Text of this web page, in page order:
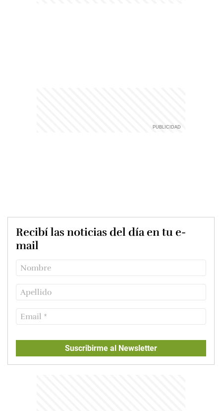
Recibí las noticias del día en tu e-
mail
Suscribirme al Newsletter